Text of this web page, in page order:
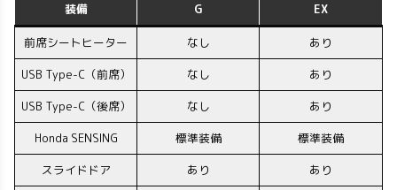
装備 G EX
前席シートヒーター なし
あり
USB Type-C（前席）
なし
あり
USB Type-C（後席）
なし
あり
Honda SENSING
標準装備
標準装備
スライドドア
あり
あり